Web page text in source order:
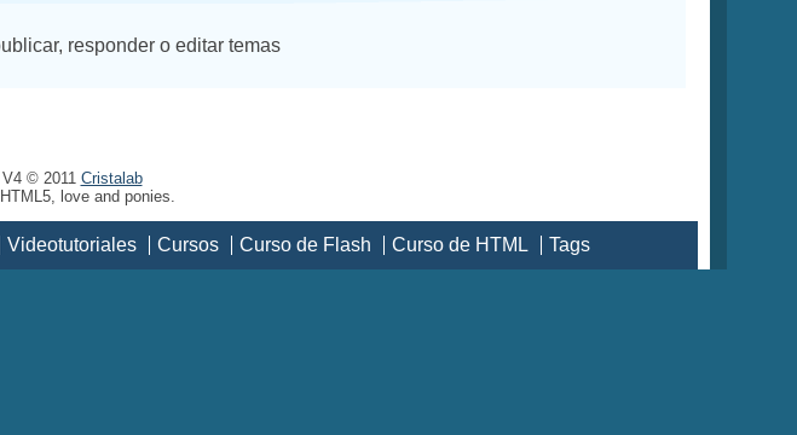
responder o editar temas
© 2011 Cristalab
love and ponies.
Videotutoriales Cursos Curso de Flash Curso de HTML Tags